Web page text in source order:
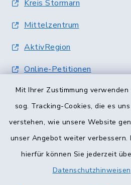
Mit Ihrer Zustimmung
sog. Tracking-Cookies, die es
verstehen, wie unsere Website
unser Angebot weiter
hierfür können Sie jederzeit
Datenschutzhinweisen
Kreis Stormarn
Mittelzentrum
AktivRegion
Online-Petitionen
Terminvergabe